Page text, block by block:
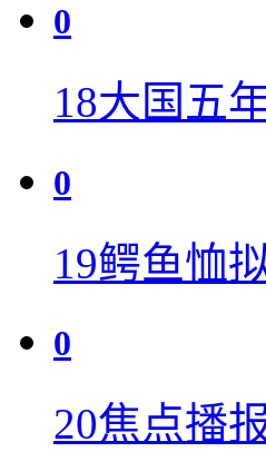
0
18大国五
0
19鳄鱼恤
0
20焦点播